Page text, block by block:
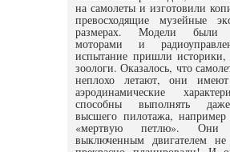
на самолеты и изготовили
превосходящие музейные
размерах. Модели были
моторами и
испытание пришли историки,
зоологи. Оказалось, что
неплохо летают, они
аэродинамические
способны выполнять
высшего пилотажа,
«мертвую петлю».
выключенным двигателем